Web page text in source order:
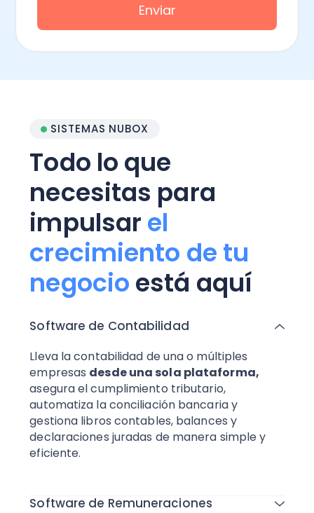
SISTEMAS NUBOX
Todo lo que
necesitas para
impulsar el
crecimiento de tu
negocio está aquí
Software de Contabilidad
Lleva la contabilidad de una o múltiples
empresas desde una sola plataforma,
asegura el cumplimiento tributario,
automatiza la conciliación bancaria y
gestiona libros contables, balances y
declaraciones juradas de manera simple y
eficiente.
Software de Remuneraciones